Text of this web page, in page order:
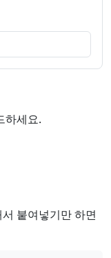
하세요.
붙여넣기만 하면